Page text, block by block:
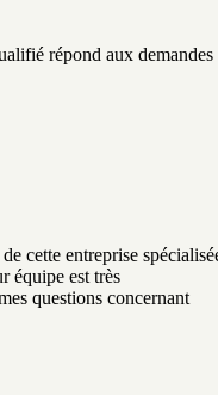
répond aux demandes
cette entreprise
équipe est très
questions concernant